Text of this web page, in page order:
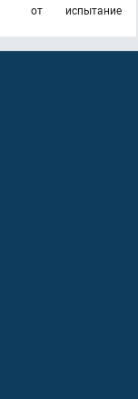
испытание
от